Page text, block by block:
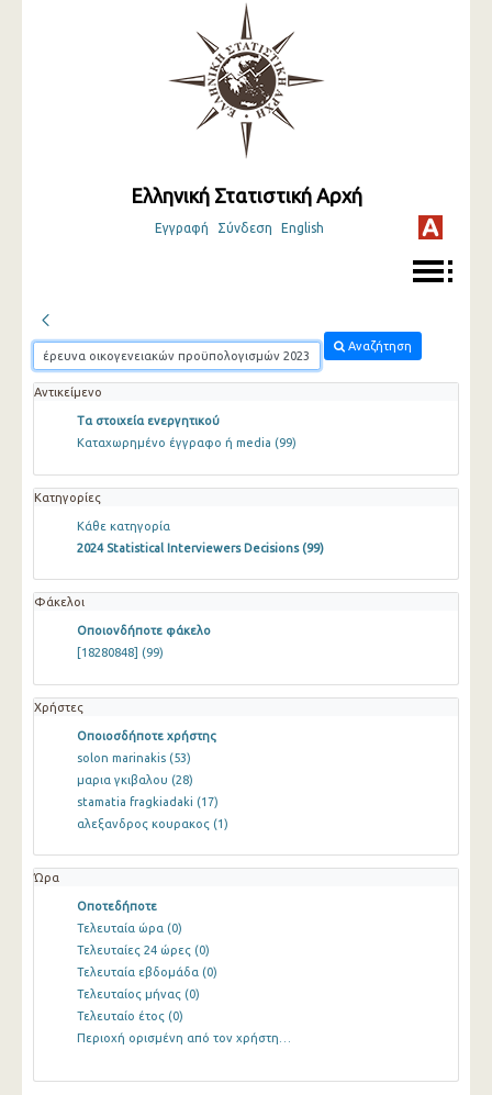
Ελληνική Στατιστική Αρχή
Εγγραφή Σύνδεση English
Αναζήτηση
Αντικείμενο
Τα στοιχεία ενεργητικού
Καταχωρημένο έγγραφο ή media (99)
Κατηγορίες
Κάθε κατηγορία
2024 Statistical Interviewers Decisions (99)
Φάκελοι
Οποιονδήποτε φάκελο
[18280848]
(99)
Χρήστες
Οποιοσδήποτε χρήστης
solon marinakis (53)
μαρια γκιβαλου (28)
stamatia fragkiadaki (17)
αλεξανδρος κουρακος (1)
Ώρα
Οποτεδήποτε
Τελευταία ώρα (0)
Τελευταίες 24 ώρες (0)
Τελευταία εβδομάδα (0)
Τελευταίος μήνας (0)
Τελευταίο έτος (0)
Περιοχή ορισμένη από τον χρήστη…